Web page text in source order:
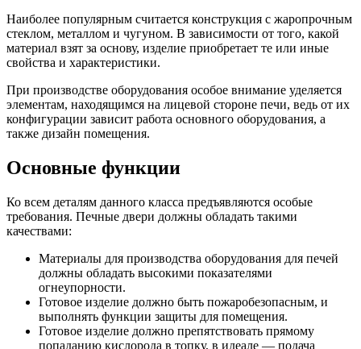
Наиболее популярным считается конструкция с жаропрочным
стеклом, металлом и чугуном. В зависимости от того, какой
материал взят за основу, изделие приобретает те или иные
свойства и характеристики.
При производстве оборудования особое внимание уделяется
элементам, находящимся на лицевой стороне печи, ведь от их
конфигурации зависит работа основного оборудования, а
также дизайн помещения.
Основные функции
Ко всем деталям данного класса предъявляются особые
требования. Печные двери должны обладать такими
качествами:
Материалы для производства оборудования для печей
должны обладать высокими показателями
огнеупорности.
Готовое изделие должно быть пожаробезопасным, и
выполнять функции защиты для помещения.
Готовое изделие должно препятствовать прямому
попаданию кислорода в топку, в идеале — подача